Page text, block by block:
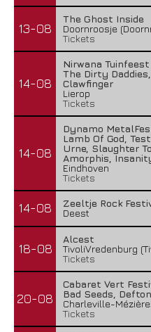
13-08
The Ghost Inside
Doornroosje
Tickets
14-08
Nirwana
The Dirty
Clawfinger
Lierop
Tickets
14-08
Dynamo
Lamb Of God,
Urne, Slaughter
Amorphis,
Eindhoven
Tickets
14-08
Zeeltje Rock
Deest
18-08
Alcest
TivoliVredenburg
Tickets
20-08
Cabaret Vert
Bad Seeds,
Charleville-
Tickets